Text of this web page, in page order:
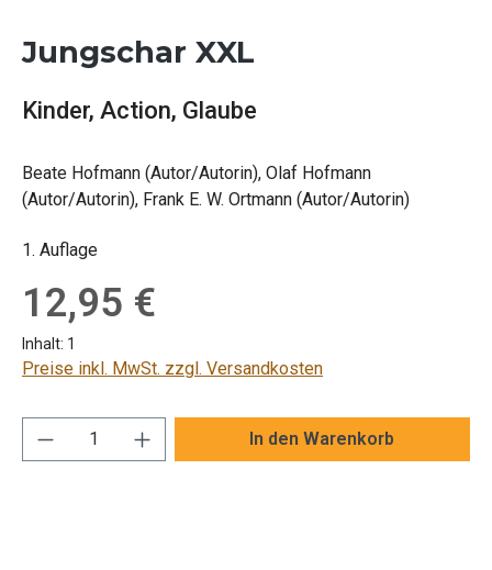
Jungschar XXL
Kinder, Action, Glaube
Beate Hofmann (Autor/Autorin), Olaf Hofmann
(Autor/Autorin), Frank E. W. Ortmann (Autor/Autorin)
1. Auflage
Regulärer Preis:
12,95 €
Inhalt: 1
Preise inkl. MwSt. zzgl. Versandkosten
Produkt Anzahl: Gib den gewünschten
In den Warenkorb